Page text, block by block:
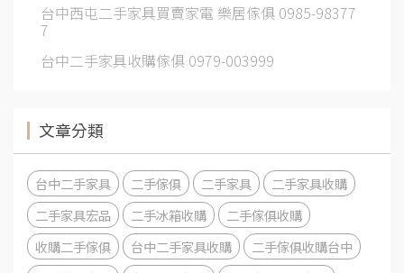
台中西屯二手家具買賣家電 樂居傢俱 0985-98377
7
台中二手家具收購傢俱 0979-003999
文章分類
台中二手家具 二手傢俱 二手家具
二手家具收購
二手家具宏品
二手冰箱收購
二手傢俱收購
收購二手傢俱
台中二手家具收購
二手傢俱收購台中